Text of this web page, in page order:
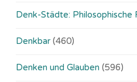
Denk-Städte: Philosophische
Denkbar (460)
Denken und Glauben (596)